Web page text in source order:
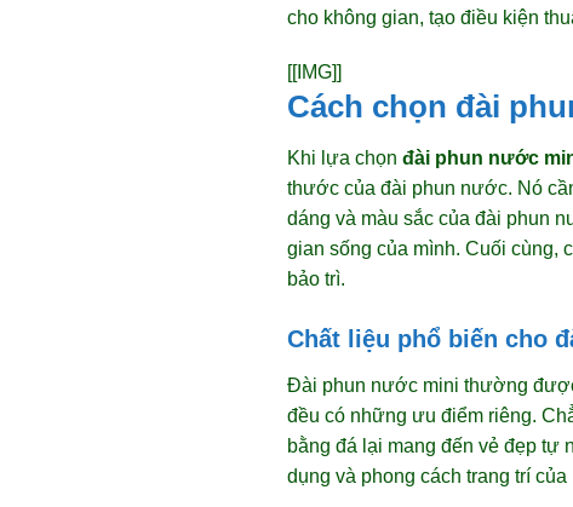
cho không gian, tạo điều kiện
[[IMG]]
Cách chọn đài
Khi lựa chọn đài phun nước
thước của đài phun nước. Nó
dáng và màu sắc của đài phun
gian sống của mình. Cuối cùng,
bảo trì.
Chất liệu phổ biến cho
Đài phun nước mini thường
đều có những ưu điểm riêng.
bằng đá lại mang đến vẻ đẹp tự
dụng và phong cách trang trí của